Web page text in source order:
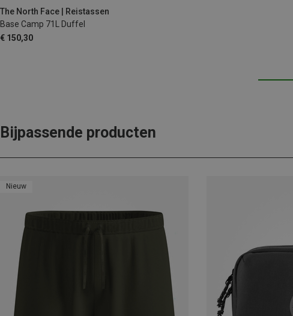
The North Face | Reistassen
Base Camp 71L Duffel
€ 150,30
Bijpassende producten
Nieuw